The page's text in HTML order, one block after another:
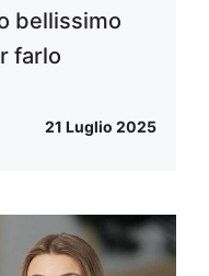
bellissimo
farlo
21 Luglio 2025